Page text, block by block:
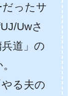
ったサ
Uwさ
道」の
る夫の